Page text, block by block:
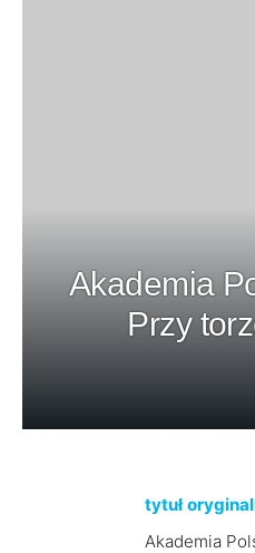
Akademia
Przy
tytuł
Akademia